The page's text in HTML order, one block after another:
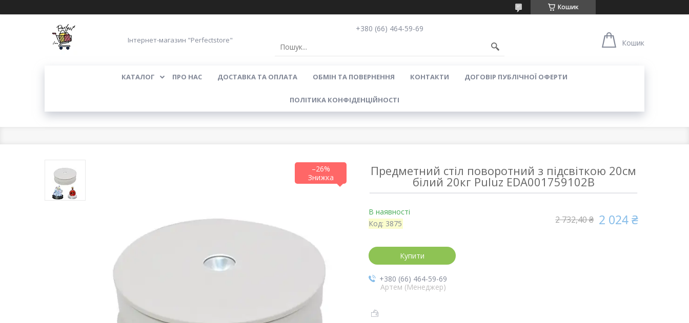
Кошик
Інтернет-магазин "Perfectstore"
+380 (66) 464-59-69
Кошик
КАТАЛОГ ПРО НАС ДОСТАВКА ТА ОПЛАТА ОБМІН ТА ПОВЕРНЕННЯ КОНТАКТИ ДОГОВІР ПУБЛІЧНОЇ ОФЕРТИ
ПОЛІТИКА КОНФІДЕНЦІЙНОСТІ
–26% Предметний стіл поворотний з підсвіткою 20см
білий 20кг Puluz EDA001759102B
В наявності
Код: 3875 2 732,40 ₴ 2 024 ₴
Купити
+380 (66) 464-59-69
Артем (Менеджер)